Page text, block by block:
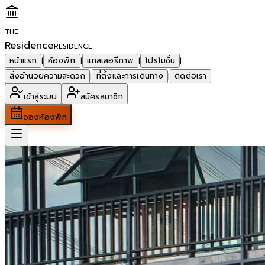
THE
ResidenceRESIDENCE
หน้าแรก | ห้องพัก | แกลเลอรีภาพ | โปรโมชั่น |
สิ่งอำนวยความสะดวก | ที่ตั้งและการเดินทาง | ติดต่อเรา
เข้าสู่ระบบ
สมัครสมาชิก
จองห้องพัก